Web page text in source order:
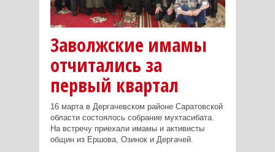
Заволжские имамы
отчитались за
первый квартал
16 марта в Дергачевском районе Саратовской
области состоялось собрание мухтасибата.
На встречу приехали имамы и активисты
общин из Ершова, Озинок и Дергачей.